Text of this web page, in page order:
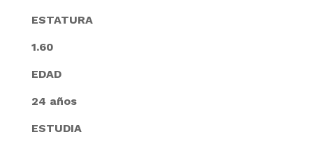
ESTATURA
1.60
EDAD
24 años
ESTUDIA